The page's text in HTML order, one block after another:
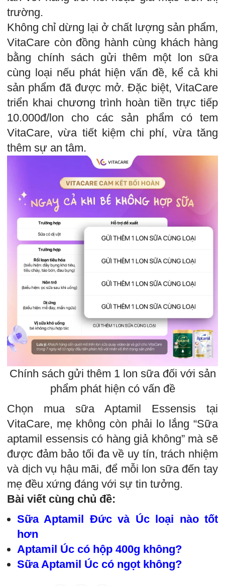
trường.
Không chỉ dừng lại ở chất lượng sản phẩm,
VitaCare còn đồng hành cùng khách hàng
bằng chính sách gửi thêm một lon sữa
cùng loại nếu phát hiện vấn đề, kể cả khi
sản phẩm đã được mở. Đặc biệt, VitaCare
triển khai chương trình hoàn tiền trực tiếp
10.000đ/lon cho các sản phẩm có tem
VitaCare, vừa tiết kiệm chi phí, vừa tăng
thêm sự an tâm.
Chính sách gửi thêm 1 lon sữa đối với sản
phẩm phát hiện có vấn đề
Chọn mua sữa Aptamil Essensis tại
VitaCare, mẹ không còn phải lo lắng “Sữa
aptamil essensis có hàng giả không” mà sẽ
được đảm bảo tối đa về uy tín, trách nhiệm
và dịch vụ hậu mãi, để mỗi lon sữa đến tay
mẹ đều xứng đáng với sự tin tưởng.
Bài viết cùng chủ đề:
Sữa Aptamil Đức và Úc loại nào tốt
hơn
Aptamil Úc có hộp 400g không?
Sữa Aptamil Úc có ngọt không?